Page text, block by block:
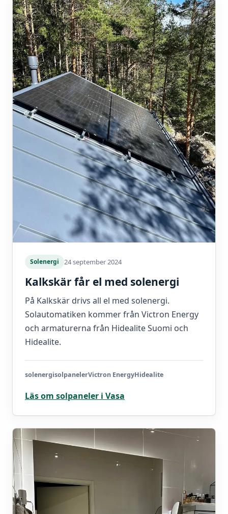
Solenergi 24 september 2024
Kalkskär får el med solenergi
På Kalkskär drivs all el med solenergi.
Solautomatiken kommer från Victron Energy
och armaturerna från Hidealite Suomi och
Hidealite.
solenergisolpanelerVictron EnergyHidealite
Läs om solpaneler i Vasa